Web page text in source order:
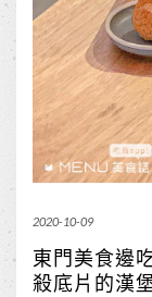
2020-10-09
東門美食邊
殺底片的漢